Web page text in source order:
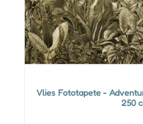
Vlies Fototapete -
250